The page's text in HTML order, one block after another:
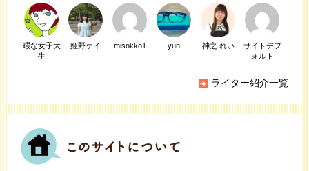
暇な女子大
生
姫野ケイ misokko1 yun 神之 れい
サイトデフ
ォルト
ライター紹介一覧